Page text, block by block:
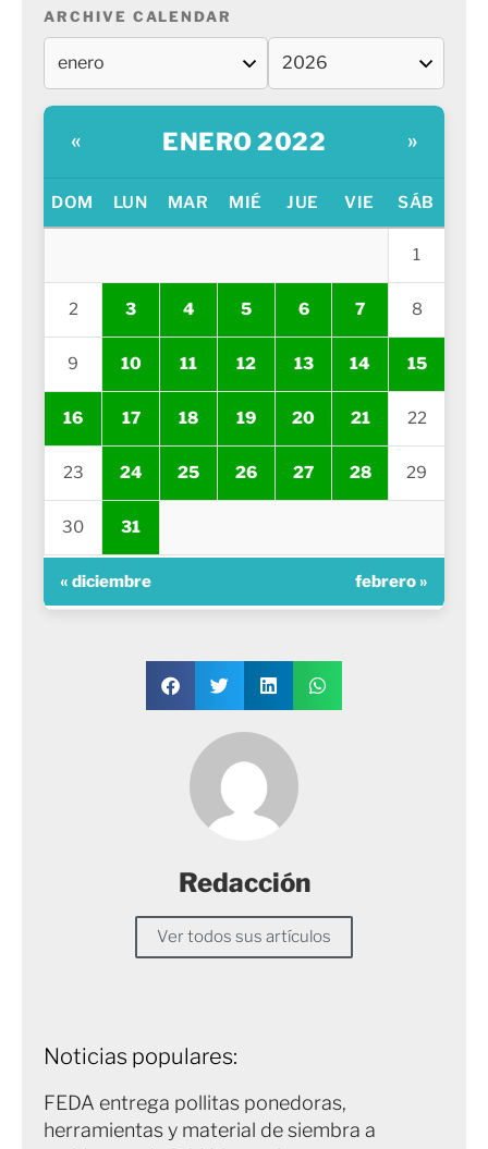
ARCHIVE CALENDAR
« ENERO 2022 »
DOM LUN MAR MIÉ JUE VIE SÁB
1
2 3 4 5 6 7 8
9 10 11 12 13 14 15
16 17 18 19 20 21 22
23 24 25 26 27 28 29
30 31
« diciembre febrero »
Redacción
Ver todos sus artículos
Noticias populares:
FEDA entrega pollitas ponedoras,
herramientas y material de siembra a